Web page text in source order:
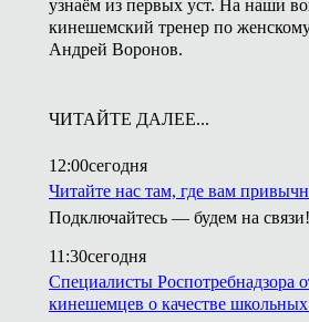
узнаём из первых уст. На наши
кинешемский тренер по
Андрей Воронов.
ЧИТАЙТЕ ДАЛЕЕ...
12:00сегодня
Читайте нас там, где вам
Подключайтесь — будем на связи!
11:30сегодня
Специалисты Роспотребнадзора
кинешемцев о качестве школьных